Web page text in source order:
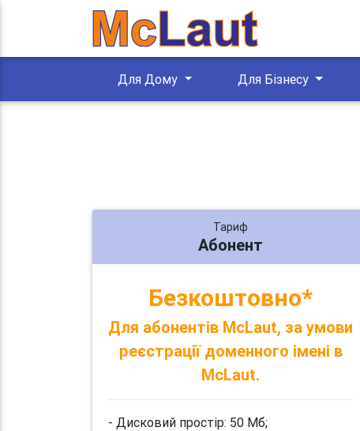
Для Дому Для Бізнесу
Тариф
Абонент
Безкоштовно*
Для абонентів McLaut, за умови
реєстрації доменного імені в
McLaut.
- Дисковий простір: 50 Мб;